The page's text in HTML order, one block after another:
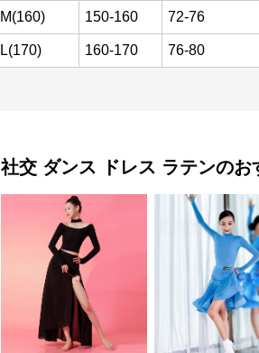
M(160) 150-160 72-76
L(170) 160-170 76-80
社交 ダンス ドレス ラテンのお